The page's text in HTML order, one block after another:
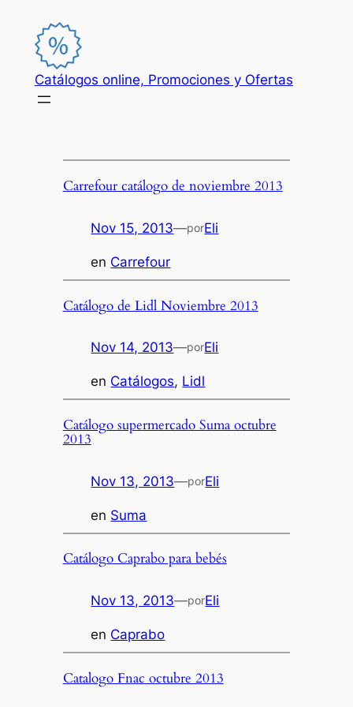
contenido
Catálogos online, Promociones y Ofertas
Carrefour catálogo de noviembre 2013
Nov 15, 2013—porEli
en Carrefour
Catálogo de Lidl Noviembre 2013
Nov 14, 2013—porEli
en Catálogos, Lidl
Catálogo supermercado Suma octubre
2013
Nov 13, 2013—porEli
en Suma
Catálogo Caprabo para bebés
Nov 13, 2013—porEli
en Caprabo
Catalogo Fnac octubre 2013